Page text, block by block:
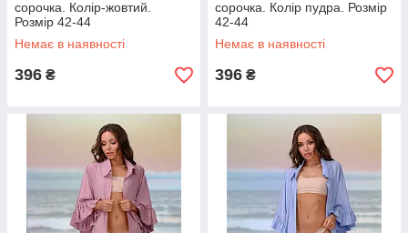
сорочка. Колір-жовтий.
Розмір 42-44
Немає в наявності
396 ₴
сорочка. Колір пудра. Розмір
42-44
Немає в наявності
396 ₴